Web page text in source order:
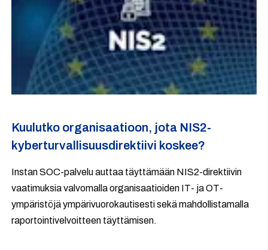
Kuulutko organisaatioon, jota NIS2-
kyberturvallisuusdirektiivi koskee?
Instan SOC-palvelu auttaa täyttämään NIS2-direktiivin
vaatimuksia valvomalla organisaatioiden IT- ja OT-
ympäristöjä ympärivuorokautisesti sekä mahdollistamalla
raportointivelvoitteen täyttämisen.